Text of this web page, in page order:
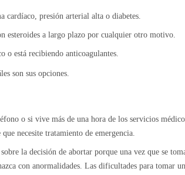
cardíaco, presión arterial alta o diabetes.
esteroides a largo plazo por cualquier otro motivo.
o está recibiendo anticoagulantes.
son sus opciones.
o si vive más de una hora de los servicios
necesite tratamiento de emergencia.
la decisión de abortar porque una vez que se
con anormalidades. Las dificultades para tomar